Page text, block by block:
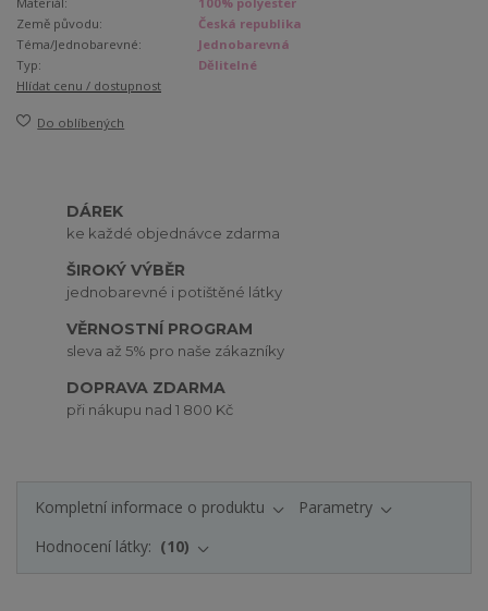
Země původu:
Česká republika
Téma/Jednobarevné:
Jednobarevná
Typ:
Dělitelné
Hlídat cenu / dostupnost
Do oblíbených
DÁREK
ke každé objednávce zdarma
ŠIROKÝ VÝBĚR
jednobarevné i potištěné látky
VĚRNOSTNÍ PROGRAM
sleva až 5% pro naše zákazníky
DOPRAVA ZDARMA
při nákupu nad 1 800 Kč
Kompletní informace o produktu
Parametry
Hodnocení látky:
10